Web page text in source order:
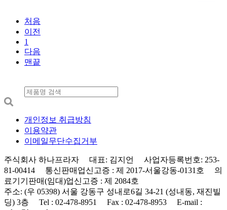
처음
이전
1
다음
맨끝
개인정보 취급방침
이용약관
이메일무단수집거부
주식회사 하나프라자 대표: 김지언 사업자등록번호: 253-
81-00414 통신판매업신고증 : 제 2017-서울강동-0131호 의
료기기판매(임대)업신고증 : 제 2084호
주소: (우 05398) 서울 강동구 성내로6길 34-21 (성내동, 재진빌
딩) 3층 Tel : 02-478-8951 Fax : 02-478-8953 E-mail :